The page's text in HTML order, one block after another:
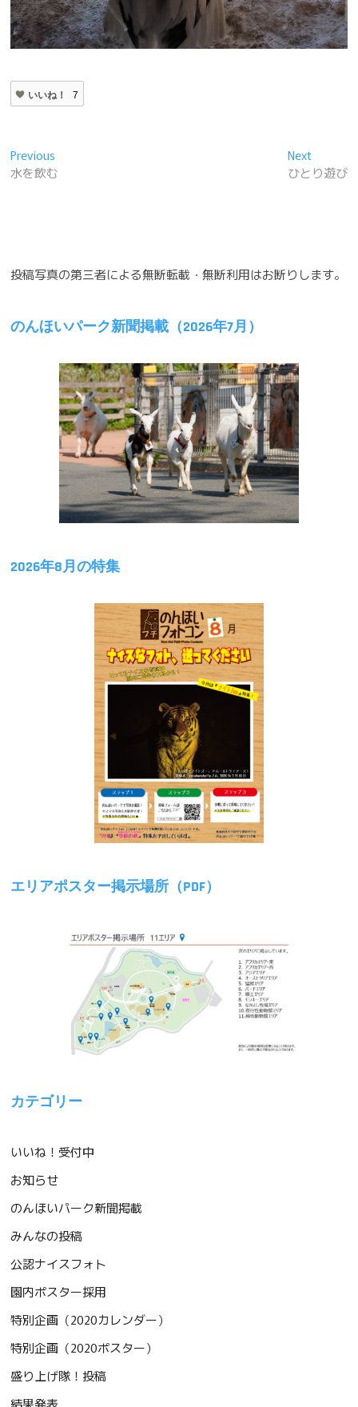
いいね！ 7
投
稿
ー
ョ
Previous
post:
水を飲む
NextNext
post:
ひとり遊び
投稿写真の第三者による無断転載・無断利用はお断りします。
のんほいパーク新聞掲載（2026年7月）
2026年8月の特集
エリアポスター掲示場所（PDF）
カテゴリー
いいね！受付中
お知らせ
のんほいパーク新聞掲載
みんなの投稿
公認ナイスフォト
園内ポスター採用
特別企画（2020カレンダー）
特別企画（2020ポスター）
盛り上げ隊！投稿
結果発表